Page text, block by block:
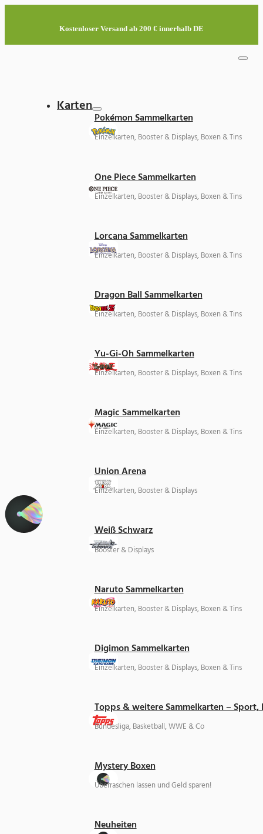
Kostenloser Versand ab 200 € innerhalb DE
Karten
Pokémon Sammelkarten
Einzelkarten, Booster & Displays, Boxen & Tins
One Piece Sammelkarten
Einzelkarten, Booster & Displays, Boxen & Tins
Lorcana Sammelkarten
Einzelkarten, Booster & Displays, Boxen & Tins
Dragon Ball Sammelkarten
Einzelkarten, Booster & Displays, Boxen & Tins
Yu-Gi-Oh Sammelkarten
Einzelkarten, Booster & Displays, Boxen & Tins
Magic Sammelkarten
Einzelkarten, Booster & Displays, Boxen & Tins
Union Arena
Einzelkarten, Booster & Displays
Weiß Schwarz
Booster & Displays
Naruto Sammelkarten
Einzelkarten, Booster & Displays, Boxen & Tins
Digimon Sammelkarten
Einzelkarten, Booster & Displays, Boxen & Tins
Topps & weitere Sammelkarten –
Bundesliga, Basketball, WWE & Co
Mystery Boxen
Überraschen lassen und Geld sparen!
Neuheiten